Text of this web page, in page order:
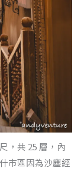
，共 25 層，內
市區因為沙塵經